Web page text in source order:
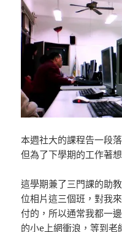
本週社大的課程告一段
但為了下學期的工作著
這學期兼了三門課的助
位相片這三個班，對我
付的，所以通常我都一
的小e上網衝浪，等到